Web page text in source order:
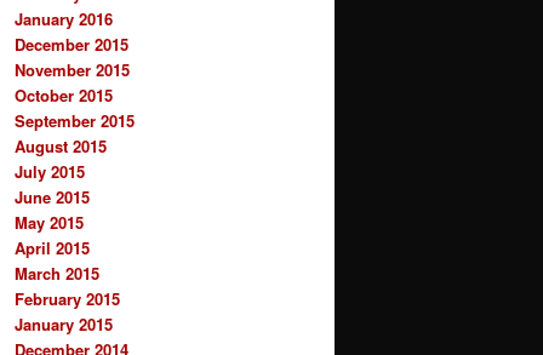
January 2016
December 2015
November 2015
October 2015
September 2015
August 2015
July 2015
June 2015
May 2015
April 2015
March 2015
February 2015
January 2015
December 2014